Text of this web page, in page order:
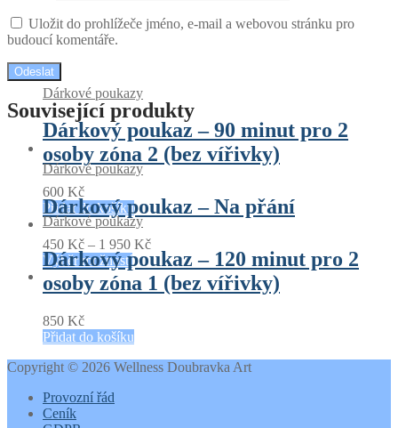
Uložit do prohlížeče jméno, e-mail a webovou stránku pro
budoucí komentáře.
Související produkty
Dárkové poukazy
Dárkový poukaz – 90 minut pro 2
osoby zóna 2 (bez vířivky)
600 Kč
Přidat do košíku
Dárkové poukazy
Dárkový poukaz – Na přání
450 Kč – 1 950 Kč
Výběr možností
Dárkové poukazy
Dárkový poukaz – 120 minut pro 2
osoby zóna 1 (bez vířivky)
850 Kč
Přidat do košíku
Copyright © 2026 Wellness Doubravka Art
Provozní řád
Ceník